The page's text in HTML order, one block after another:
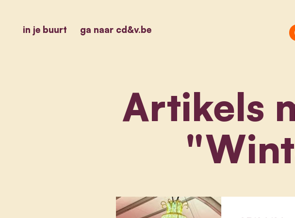
in je buurt ga naar cd&v.be
Artikels